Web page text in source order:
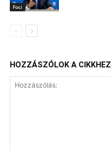
Foci
HOZZÁSZÓLOK A CIKKHEZ